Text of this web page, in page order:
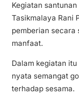
Kegiatan
Tasikmalaya Rani
pemberian secara
manfaat.
Dalam kegiatan
nyata semangat
terhadap sesama.